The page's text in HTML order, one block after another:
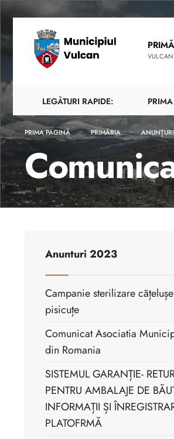
VULCAN
LEGĂTURI RAPIDE:
PRIMA PAGINĂ PRIMĂRIA
Anunturi 2023
Campanie sterilizare
pisicuțe
Comunicat Asociatia
din Romania
SISTEMUL GARANȚIE-
PENTRU AMBALAJE DE
INFORMAȚII ȘI
PLATOFRMĂ